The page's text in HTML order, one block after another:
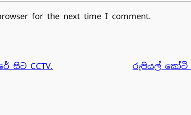
for the next time I comment.
සිට CCTV. රුපියල් කෝටි